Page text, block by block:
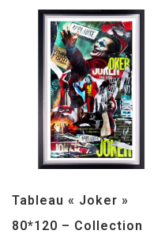
Tableau « Joker »
80*120 – Collection